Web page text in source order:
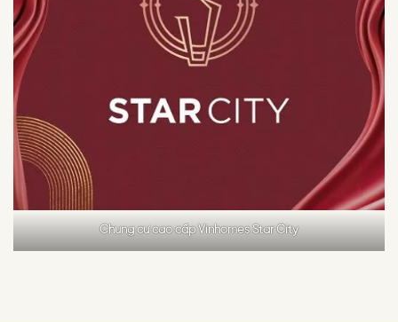
Chung cư cao cấp Vinhomes Star City